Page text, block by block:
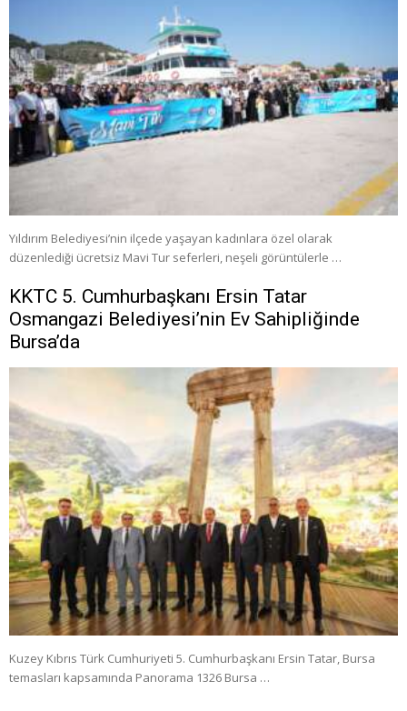
Yıldırım Belediyesi’nin ilçede yaşayan kadınlara özel olarak
düzenlediği ücretsiz Mavi Tur seferleri, neşeli görüntülerle …
KKTC 5. Cumhurbaşkanı Ersin Tatar
Osmangazi Belediyesi’nin Ev Sahipliğinde
Bursa’da
Kuzey Kıbrıs Türk Cumhuriyeti 5. Cumhurbaşkanı Ersin Tatar, Bursa
temasları kapsamında Panorama 1326 Bursa …